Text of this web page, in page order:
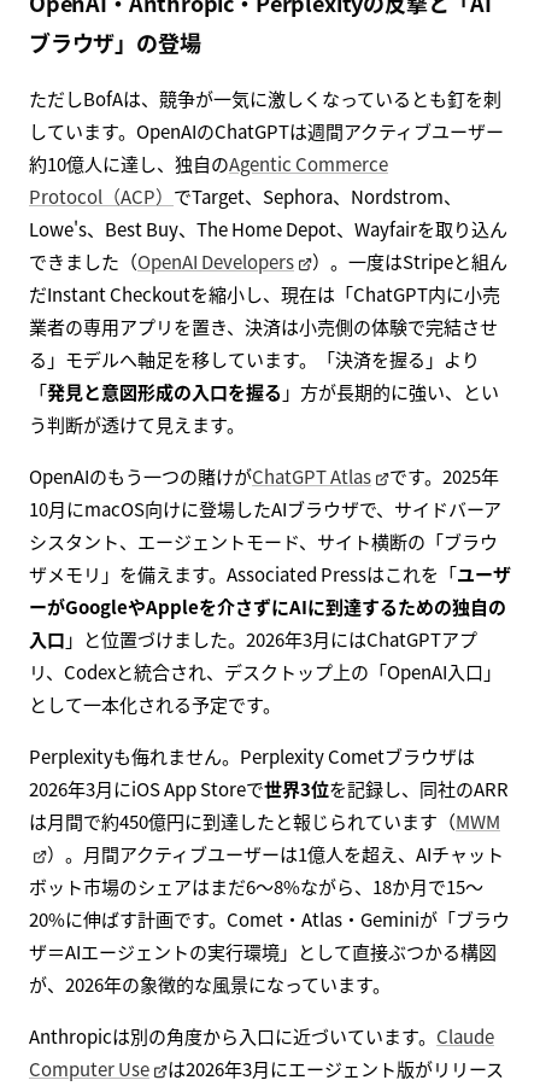
ブラウザ」の登場
ただしBofAは、競争が一気に激しくなっているとも釘を刺
しています。OpenAIのChatGPTは週間アクティブユーザー
約10億人に達し、独自のAgentic Commerce
Protocol（ACP） でTarget、Sephora、Nordstrom、
Lowe's、Best Buy、The Home Depot、Wayfairを取り込ん
できました（OpenAI Developers
）。一度はStripeと組ん
だInstant Checkoutを縮小し、現在は「ChatGPT内に小売
業者の専用アプリを置き、決済は小売側の体験で完結させ
る」モデルへ軸足を移しています。「決済を握る」より
「発見と意図形成の入口を握る 」方が長期的に強い、とい
う判断が透けて見えます。
OpenAIのもう一つの賭けがChatGPT Atlas
です。2025年
10月にmacOS向けに登場したAIブラウザで、サイドバーア
シスタント、エージェントモード、サイト横断の「ブラウ
ザメモリ」を備えます。Associated Pressはこれを「ユーザ
ーがGoogleやAppleを介さずにAIに到達するための独自の
入口 」と位置づけました。2026年3月にはChatGPTアプ
リ、Codexと統合され、デスクトップ上の「OpenAI入口」
として一本化される予定です。
Perplexityも侮れません。Perplexity Cometブラウザは
2026年3月にiOS App Storeで世界3位を記録し、同社のARR
は月間で約450億円に到達したと報じられています（MWM
）。月間アクティブユーザーは1億人を超え、AIチャット
ボット市場のシェアはまだ6〜8%ながら、18か月で15〜
20%に伸ばす計画です。Comet・Atlas・Geminiが「ブラウ
ザ＝AIエージェントの実行環境」として直接ぶつかる構図
が、2026年の象徴的な風景になっています。
Anthropicは別の角度から入口に近づいています。 Claude
Computer Use
は2026年3月にエージェント版がリリース